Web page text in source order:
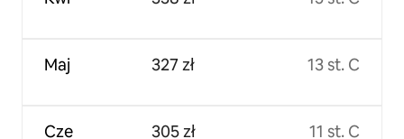
Maj
Cze
327 zł
305 zł
13 st. C
11 st. C